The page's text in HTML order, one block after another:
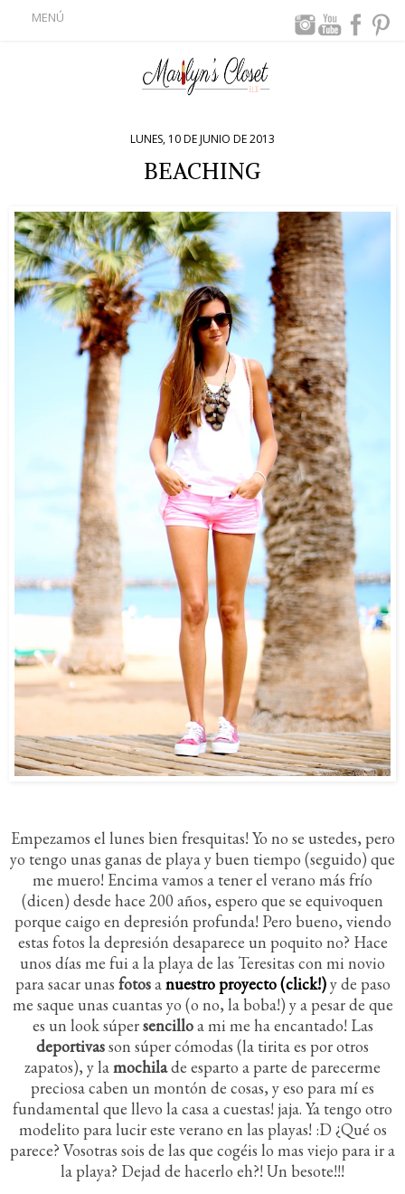
MENÚ
LUNES, 10 DE JUNIO DE 2013
BEACHING
Empezamos el lunes bien fresquitas! Yo no se ustedes, pero
yo tengo unas ganas de playa y buen tiempo (seguido) que
me muero! Encima vamos a tener el verano más frío
(dicen) desde hace 200 años, espero que se equivoquen
porque caigo en depresión profunda! Pero bueno, viendo
estas fotos la depresión desaparece un poquito no? Hace
unos días me fui a la playa de las Teresitas con mi novio
para sacar unas fotosanuestro proyecto (click!)y de paso
me saque unas cuantas yo (o no, la boba!) y a pesar de que
es un look súpersencilloa mi me ha encantado! Las
deportivasson súper cómodas (la tirita es por otros
zapatos), y lamochilade esparto a parte de parecerme
preciosa caben un montón de cosas, y eso para mí es
fundamental que llevo la casa a cuestas! jaja. Ya tengo otro
modelito para lucir este verano en las playas! :D ¿Qué os
parece? Vosotras sois de las que cogéis lo mas viejo para ir a
la playa? Dejad de hacerlo eh?! Un besote!!!